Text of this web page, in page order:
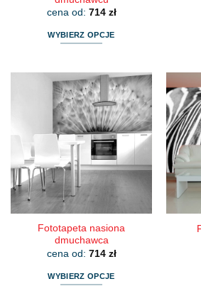
cena od: 714 zł
WYBIERZ OPCJE
ma
wiele
wariantów.
Opcje
można
wybrać
na
stronie
produktu
Fototapeta nasiona
dmuchawca
cena od: 714 zł
WYBIERZ OPCJE